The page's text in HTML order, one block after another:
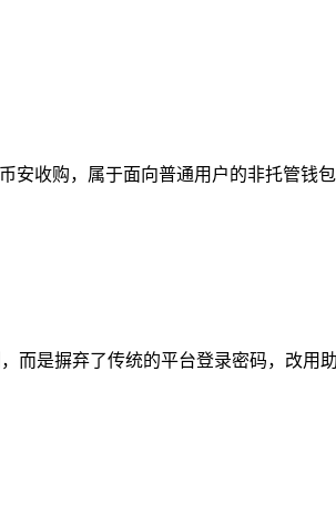
安收购，属于面向普通用户的非托管钱
而是摒弃了传统的平台登录密码，改用